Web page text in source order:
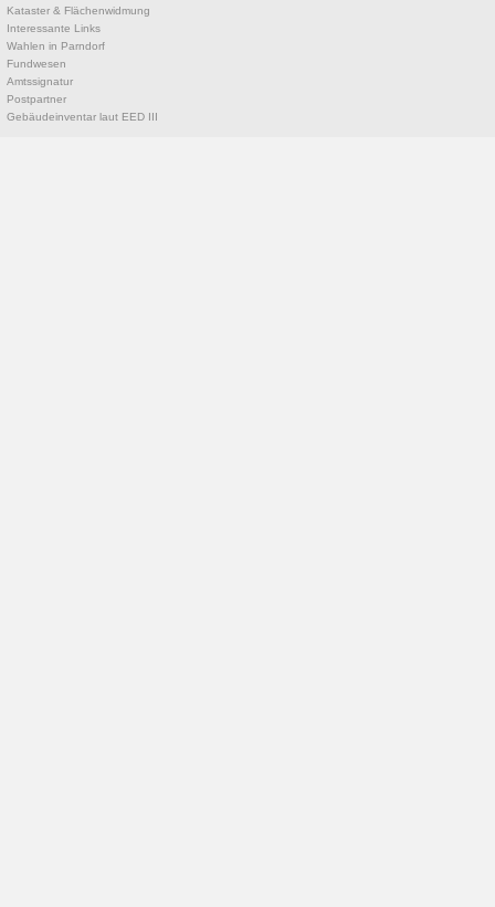
Kataster & Flächenwidmung
Interessante Links
Wahlen in Parndorf
Fundwesen
Amtssignatur
Postpartner
Gebäudeinventar laut EED III